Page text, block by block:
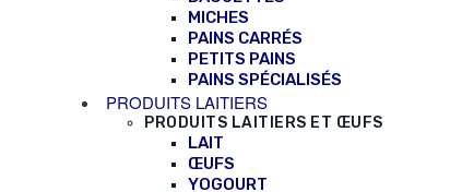
MICHES
PAINS CARRÉS
PETITS PAINS
PAINS SPÉCIALISÉS
PRODUITS LAITIERS
PRODUITS LAITIERS ET ŒUFS
LAIT
ŒUFS
YOGOURT